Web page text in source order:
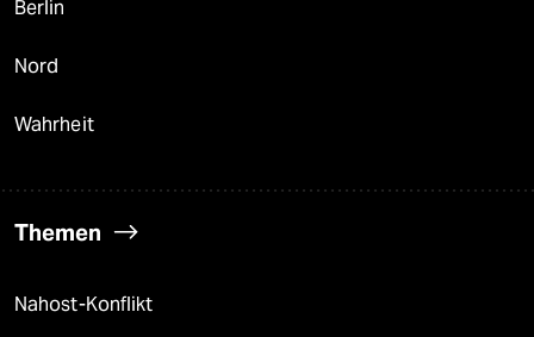
Berlin
Nord
Wahrheit
Themen
Nahost-Konflikt